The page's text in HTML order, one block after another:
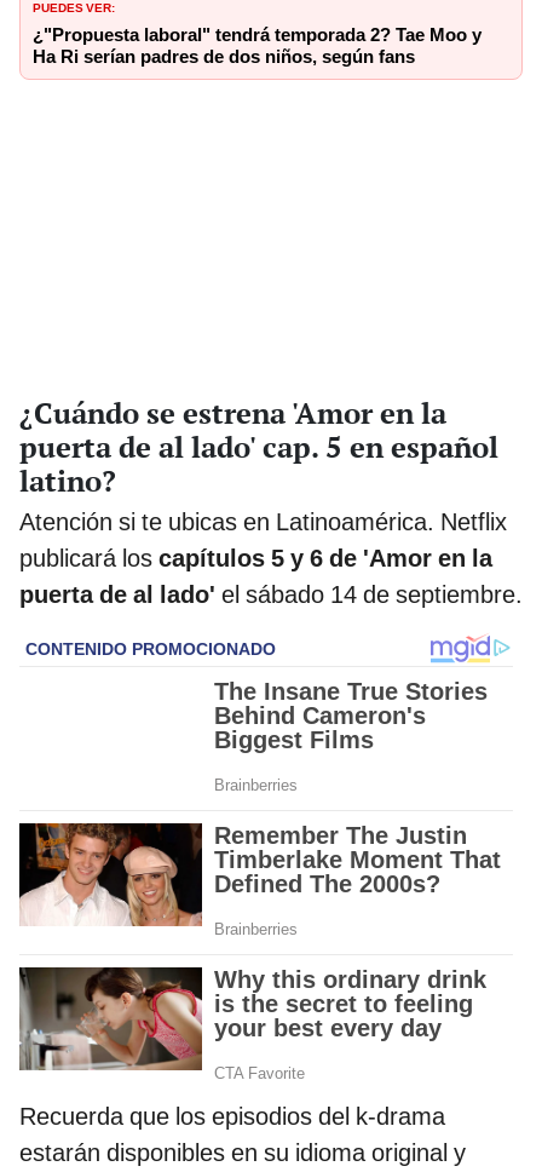
PUEDES VER:
¿"Propuesta laboral" tendrá temporada 2? Tae Moo y
Ha Ri serían padres de dos niños, según fans
¿Cuándo se estrena 'Amor en la
puerta de al lado' cap. 5 en español
latino?
Atención si te ubicas en Latinoamérica. Netflix
publicará los capítulos 5 y 6 de 'Amor en la
puerta de al lado' el sábado 14 de septiembre.
Recuerda que los episodios del k-drama
estarán disponibles en su idioma original y